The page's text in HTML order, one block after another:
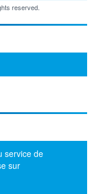
reserved.
service de
sur